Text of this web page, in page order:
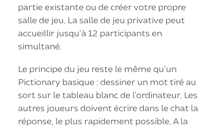
partie existante ou de créer votre propre
salle de jeu. La salle de jeu privative peut
accueillir jusqu’à 12 participants en
simultané.
Le principe du jeu reste le même qu’un
Pictionary basique : dessiner un mot tiré au
sort sur le tableau blanc de l’ordinateur. Les
autres joueurs doivent écrire dans le chat la
réponse, le plus rapidement possible. A la